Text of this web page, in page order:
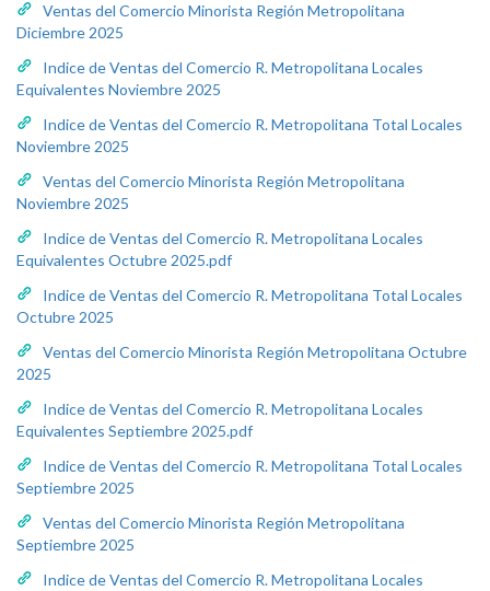
Ventas del Comercio Minorista Región Metropolitana
Diciembre 2025
Indice de Ventas del Comercio R. Metropolitana Locales
Equivalentes Noviembre 2025
Indice de Ventas del Comercio R. Metropolitana Total Locales
Noviembre 2025
Ventas del Comercio Minorista Región Metropolitana
Noviembre 2025
Indice de Ventas del Comercio R. Metropolitana Locales
Equivalentes Octubre 2025.pdf
Indice de Ventas del Comercio R. Metropolitana Total Locales
Octubre 2025
Ventas del Comercio Minorista Región Metropolitana Octubre
2025
Indice de Ventas del Comercio R. Metropolitana Locales
Equivalentes Septiembre 2025.pdf
Indice de Ventas del Comercio R. Metropolitana Total Locales
Septiembre 2025
Ventas del Comercio Minorista Región Metropolitana
Septiembre 2025
Indice de Ventas del Comercio R. Metropolitana Locales